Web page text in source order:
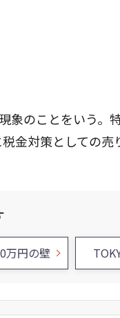
象のことをいう。
金対策としての
万円の壁